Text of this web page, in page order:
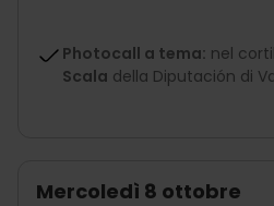
Photocall a tema: nel
Scala della Diputación di
Mercoledì 8 ottobre